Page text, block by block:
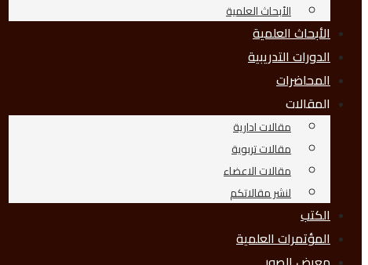
الأبحاث العلمية
الأبحاث العلمية
الدورات التدريبية
المحاضرات
المقالات
مقالات ادارية
مقالات تربوية
مقالات الاعضاء
لنشر مقالاتكم
الكتب
المؤتمرات العلمية